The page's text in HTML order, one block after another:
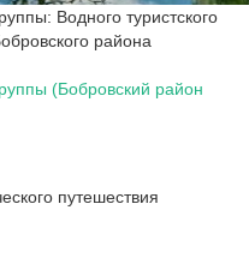
Водного туристского
района
(Бобровский район
путешествия